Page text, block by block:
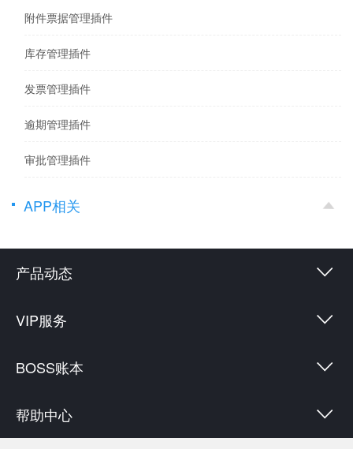
附件票据管理插件
库存管理插件
发票管理插件
逾期管理插件
审批管理插件
APP相关
产品动态
VIP服务
BOSS账本
帮助中心